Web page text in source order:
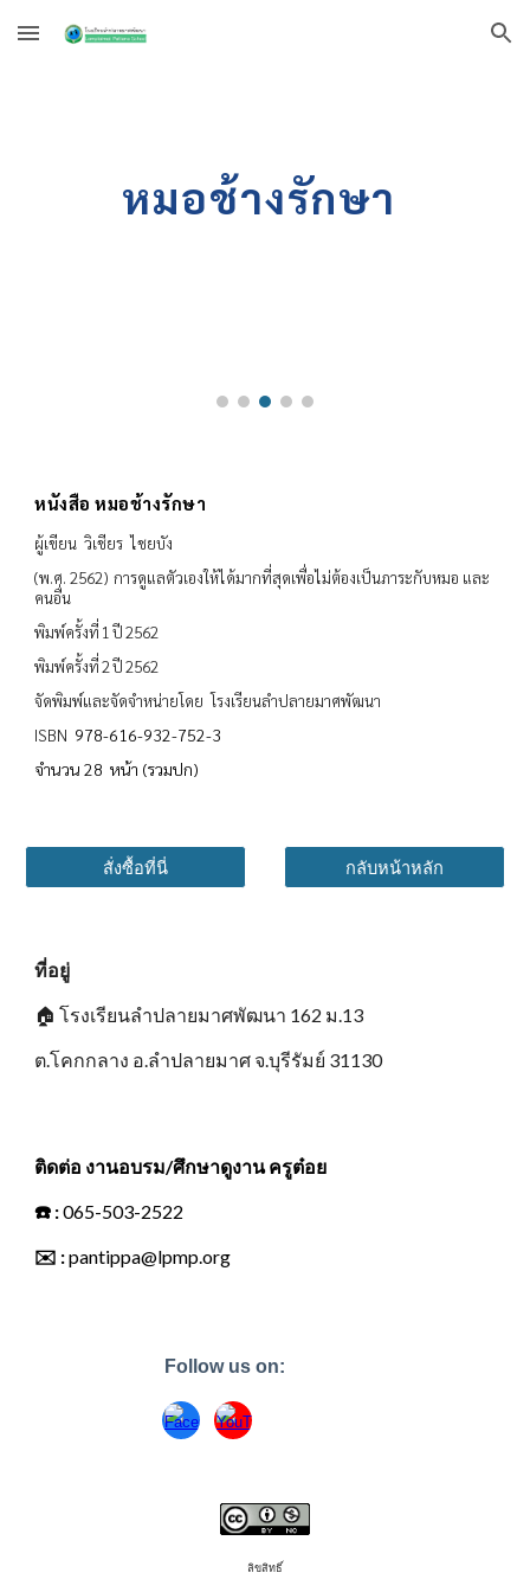
Skip to main content Skip to navigation
หมอช้างรักษา
หนังสือหมอช้างรักษา
ผู้เขียน วิเชียร ไชยบัง
(พ.ศ. 2562) การดูแลตัวเองให้ได้มากที่สุดเพื่อไม่ต้องเป็นภาระกับหมอ และ
คนอื่น
พิมพ์ครั้งที่ 1 ปี 2562
พิมพ์ครั้งที่ 2 ปี 2562
จัดพิมพ์และจัดจำหน่ายโดย โรงเรียนลำปลายมาศพัฒนา
ISBN 978-616-932-752-3
จำนวน 28 หน้า (รวมปก)
สั่งซื้อที่นี่ กลับหน้าหลัก
ที่อยู่
🏠โรงเรียนลำปลายมาศพัฒนา 162 ม.13
ต.โคกกลาง อ.ลำปลายมาศ จ.บุรีรัมย์ 31130
ติดต่อ งานอบรม/ศึกษาดูงาน ครูต๋อย
☎️ :065-503-2522
✉️ :pantippa@lpmp.org
Follow us on:
ลิขสิทธิ์